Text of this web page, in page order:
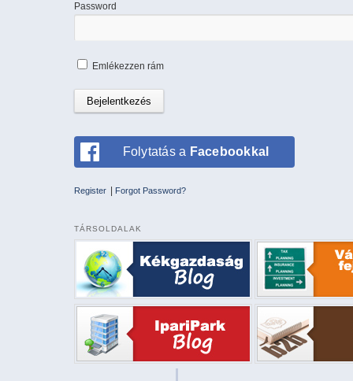
Password
Emlékezzen rám
Folytatás a Facebookkal
Register | Forgot Password?
TÁRSOLDALAK